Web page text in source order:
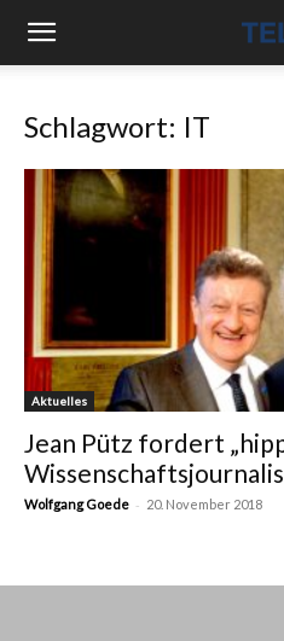
Schlagwort: IT
Aktuelles
Jean Pütz fordert
Wolfgang Goede - 20. November 2018